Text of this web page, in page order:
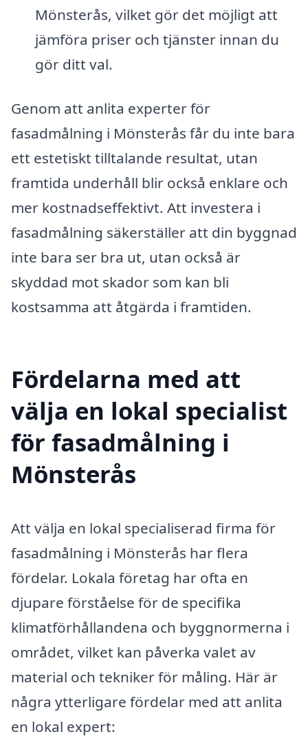
Mönsterås, vilket gör det möjligt att
jämföra priser och tjänster innan du
gör ditt val.
Genom att anlita experter för
fasadmålning i Mönsterås får du inte bara
ett estetiskt tilltalande resultat, utan
framtida underhåll blir också enklare och
mer kostnadseffektivt. Att investera i
fasadmålning säkerställer att din byggnad
inte bara ser bra ut, utan också är
skyddad mot skador som kan bli
kostsamma att åtgärda i framtiden.
Fördelarna med att
välja en lokal specialist
för fasadmålning i
Mönsterås
Att välja en lokal specialiserad firma för
fasadmålning i Mönsterås har flera
fördelar. Lokala företag har ofta en
djupare förståelse för de specifika
klimatförhållandena och byggnormerna i
området, vilket kan påverka valet av
material och tekniker för måling. Här är
några ytterligare fördelar med att anlita
en lokal expert: